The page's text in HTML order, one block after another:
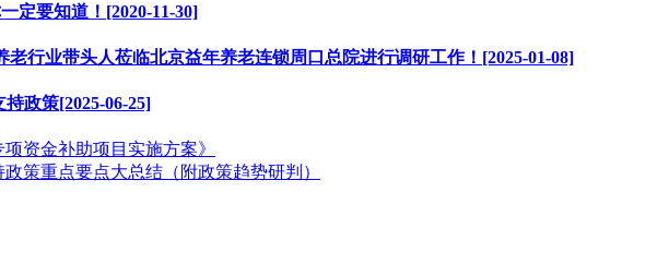
定要知道！[2020-11-30]
行业带头人莅临北京益年养老连锁周口总院进行调研工作！[2025-01-08]
政策[2025-06-25]
资金补助项目实施方案》
策重点要点大总结（附政策趋势研判）